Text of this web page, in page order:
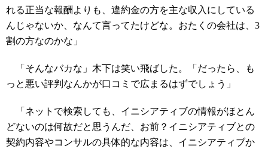
れる正当な報酬よりも、違約金の方を主な収入にしている
んじゃないか、なんて言ってたけどな。おたくの会社は、3
割の方なのかな」
「そんなバカな」木下は笑い飛ばした。「だったら、も
っと悪い評判なんかが口コミで広まるはずでしょう」
「ネットで検索しても、イニシアティブの情報がほとん
どないのは何故だと思うんだ、お前？イニシアティブとの
契約内容やコンサルの具体的な内容は、イニシアティブか